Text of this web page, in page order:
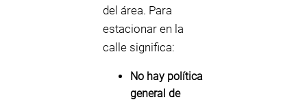
del área. Para
estacionar en la
calle significa:
No hay política
general de